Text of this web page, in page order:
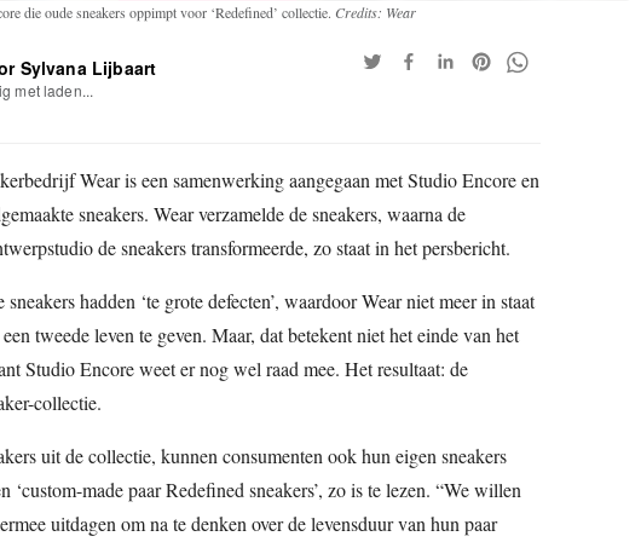
die oude sneakers oppimpt voor ‘Redefined’ collectie. Credits: Wear
Sylvana Lijbaart
met laden...
Wear is een samenwerking aangegaan met Studio Encore en
sneakers. Wear verzamelde de sneakers, waarna de
de sneakers transformeerde, zo staat in het persbericht.
sneakers hadden ‘te grote defecten’, waardoor Wear niet meer in staat
tweede leven te geven. Maar, dat betekent niet het einde van het
Studio Encore weet er nog wel raad mee. Het resultaat: de
collectie.
uit de collectie, kunnen consumenten ook hun eigen sneakers
‘custom-made paar Redefined sneakers’, zo is te lezen. “We willen
uitdagen om na te denken over de levensduur van hun paar